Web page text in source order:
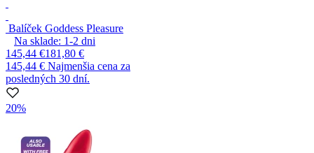
Balíček Goddess Pleasure
Na sklade: 1-2 dni
145,44 €181,80 €
145,44 € Najmenšia cena za
posledných 30 dní.
20%